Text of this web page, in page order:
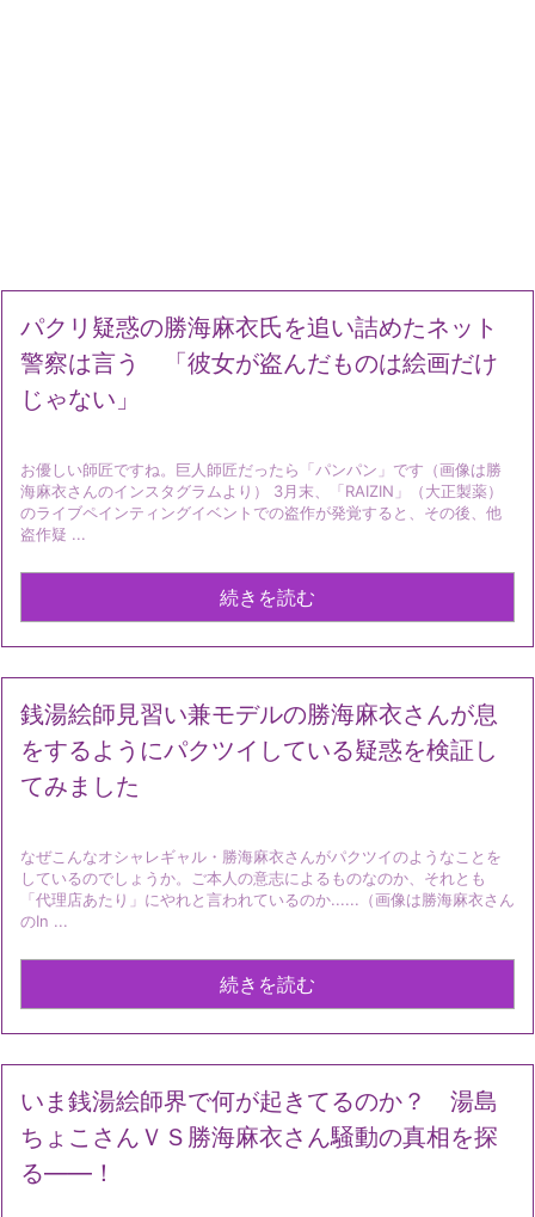
パクリ疑惑の勝海麻衣氏を追い詰めたネット
警察は言う 「彼女が盗んだものは絵画だけ
じゃない」
お優しい師匠ですね。巨人師匠だったら「パンパン」です（画像は勝
海麻衣さんのインスタグラムより） 3月末、「RAIZIN」（大正製薬）
のライブペインティングイベントでの盗作が発覚すると、その後、他
盗作疑 ...
続きを読む
銭湯絵師見習い兼モデルの勝海麻衣さんが息
をするようにパクツイしている疑惑を検証し
てみました
なぜこんなオシャレギャル・勝海麻衣さんがパクツイのようなことを
しているのでしょうか。ご本人の意志によるものなのか、それとも
「代理店あたり」にやれと言われているのか......（画像は勝海麻衣さん
のIn ...
続きを読む
いま銭湯絵師界で何が起きてるのか？ 湯島
ちょこさんＶＳ勝海麻衣さん騒動の真相を探
る――！